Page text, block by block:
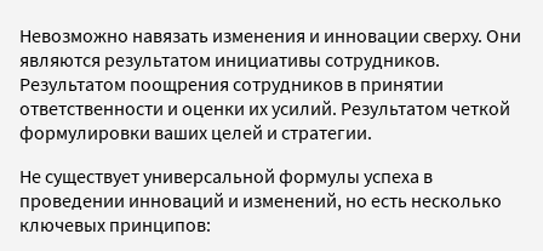
Невозможно навязать изменения и инновации сверху. Они
являются результатом инициативы сотрудников.
Результатом поощрения сотрудников в принятии
ответственности и оценки их усилий. Результатом четкой
формулировки ваших целей и стратегии.
Не существует универсальной формулы успеха в
проведении инноваций и изменений, но есть несколько
ключевых принципов: